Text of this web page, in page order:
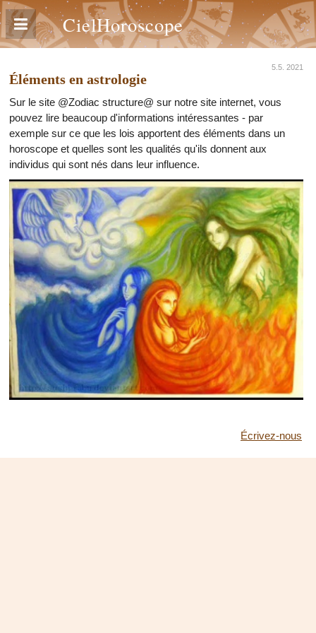
CielHoroscope
5.5. 2021
Éléments en astrologie
Sur le site @Zodiac structure@ sur notre site internet, vous
pouvez lire beaucoup d'informations intéressantes - par
exemple sur ce que les lois apportent des éléments dans un
horoscope et quelles sont les qualités qu'ils donnent aux
individus qui sont nés dans leur influence.
Écrivez-nous